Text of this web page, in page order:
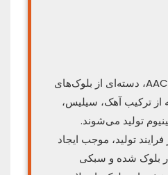
بلوک‌های گازی یا بلوک AAC، دسته‌ای از بلوک‌های
ترکیب آهک، سیلیس،
تولید می‌شوند.
تولید، موجب ایجاد
بلوک شده و سبکی